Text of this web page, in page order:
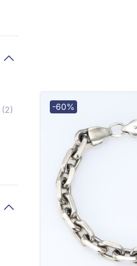
(2) -60%